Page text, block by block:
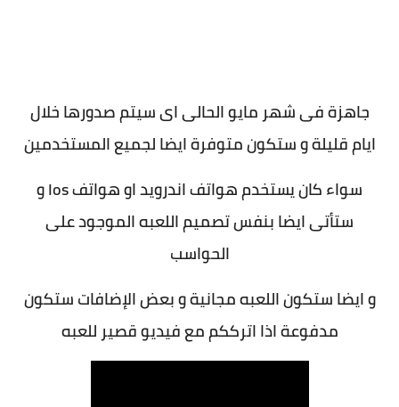
جاهزة فى شهر مايو الحالى اى سيتم صدورها خلال
ايام قليلة و ستكون متوفرة ايضا لجميع المستخدمين
سواء كان يستخدم هواتف اندرويد او هواتف Ios و
ستأتى ايضا بنفس تصميم اللعبه الموجود على
الحواسب
و ايضا ستكون اللعبه مجانية و بعض الإضافات ستكون
مدفوعة اذا اترككم مع فيديو قصير للعبه